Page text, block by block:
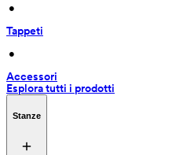
•
Tappeti
•
Accessori
Esplora tutti i prodotti
Stanze